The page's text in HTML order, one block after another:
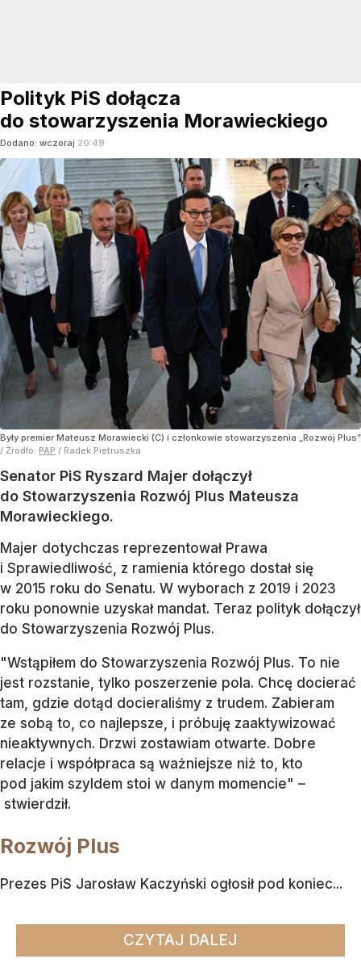
Polityk PiS dołącza
do stowarzyszenia Morawieckiego
Dodano: wczoraj 20:49
Były premier Mateusz Morawiecki (C) i członkowie stowarzyszenia „Rozwój Plus”
/ Źródło: PAP / Radek Pietruszka
Senator PiS Ryszard Majer dołączył
do Stowarzyszenia Rozwój Plus Mateusza
Morawieckiego.
Majer dotychczas reprezentował Prawa
i Sprawiedliwość, z ramienia którego dostał się
w 2015 roku do Senatu. W wyborach z 2019 i 2023
roku ponownie uzyskał mandat. Teraz polityk dołączył
do Stowarzyszenia Rozwój Plus.
"Wstąpiłem do Stowarzyszenia Rozwój Plus. To nie
jest rozstanie, tylko poszerzenie pola. Chcę docierać
tam, gdzie dotąd docieraliśmy z trudem. Zabieram
ze sobą to, co najlepsze, i próbuję zaaktywizować
nieaktywnych. Drzwi zostawiam otwarte. Dobre
relacje i współpraca są ważniejsze niż to, kto
pod jakim szyldem stoi w danym momencie" –
stwierdził.
Rozwój Plus
Prezes PiS Jarosław Kaczyński ogłosił pod koniec...
CZYTAJ DALEJ